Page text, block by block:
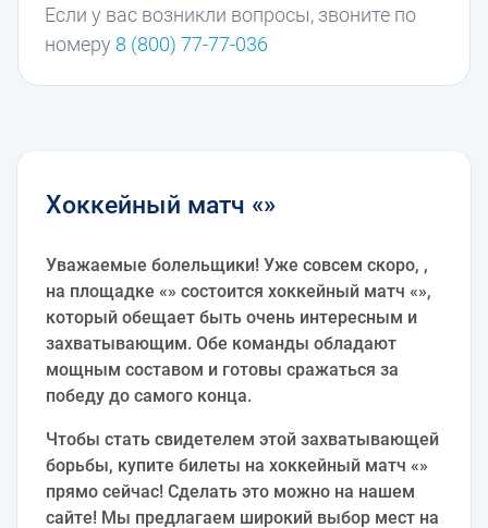
Если у вас возникли вопросы, звоните по
номеру 8 (800) 77-77-036
Хоккейный матч «»
Уважаемые болельщики! Уже совсем скоро, ,
на площадке «» состоится хоккейный матч «»,
который обещает быть очень интересным и
захватывающим. Обе команды обладают
мощным составом и готовы сражаться за
победу до самого конца.
Чтобы стать свидетелем этой захватывающей
борьбы, купите билеты на хоккейный матч «»
прямо сейчас! Сделать это можно на нашем
сайте! Мы предлагаем широкий выбор мест на